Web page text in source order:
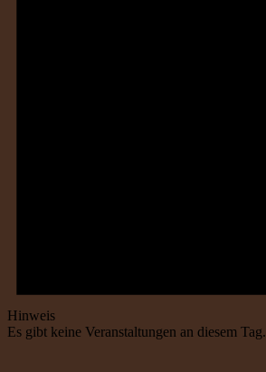
Hinweis
Es gibt keine Veranstaltungen an diesem Tag.